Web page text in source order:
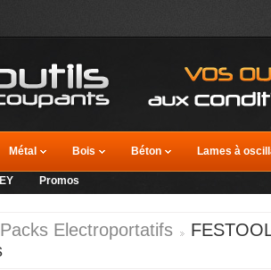
Métal Bois Béton Lames à
Promos
Packs Electroportatifs